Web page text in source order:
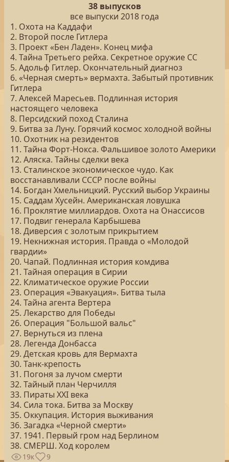
38 выпусков
все выпуски 2018 года
1. Охота на Каддафи
2. Второй после Гитлера
3. Проект «Бен Ладен». Конец мифа
4. Тайна Третьего рейха. Секретное оружие СС
5. Адольф Гитлер. Окончательный диагноз
6. «Черная смерть» вермахта. Забытый противник
Гитлера
7. Алексей Маресьев. Подлинная история
настоящего человека
8. Персидский поход Сталина
9. Битва за Луну. Горячий космос холодной войны
10. Охотник на резидентов
11. Тайна Форт-Нокса. Фальшивое золото Америки
12. Аляска. Тайны сделки века
13. Сталинское экономическое чудо. Как
восстанавливали СССР после войны
14. Богдан Хмельницкий. Русский выбор Украины
15. Саддам Хусейн. Американская ловушка
16. Проклятие миллиардов. Охота на Онассисов
17. Подвиг генерала Карбышева
18. Диверсия с золотым прикрытием
19. Некнижная история. Правда о «Молодой
гвардии»
20. Чапай. Подлинная история комдива
21. Тайная операция в Сирии
22. Климатическое оружие России
23. Операция «Эвакуация». Битва тыла
24. Тайна агента Вертера
25. Лекарство для Победы
26. Операция "Большой вальс"
27. Вернуться из плена
28. Легенда Донбасса
29. Детская кровь для Вермахта
30. Танк-крепость
31. Погоня за лучом смерти
32. Тайный план Черчилля
33. Пираты ХХI века
34. Сила тока. Битва за Москву
35. Оккупация. История выживания
36. Загадка «Черной смерти»
37. 1941. Первый гром над Берлином
38. СМЕРШ. Ход королем
19к 9